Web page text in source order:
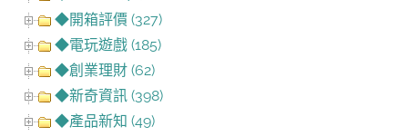
◆開箱評價 (327)
◆電玩遊戲 (185)
◆創業理財 (62)
◆新奇資訊 (398)
◆產品新知 (49)